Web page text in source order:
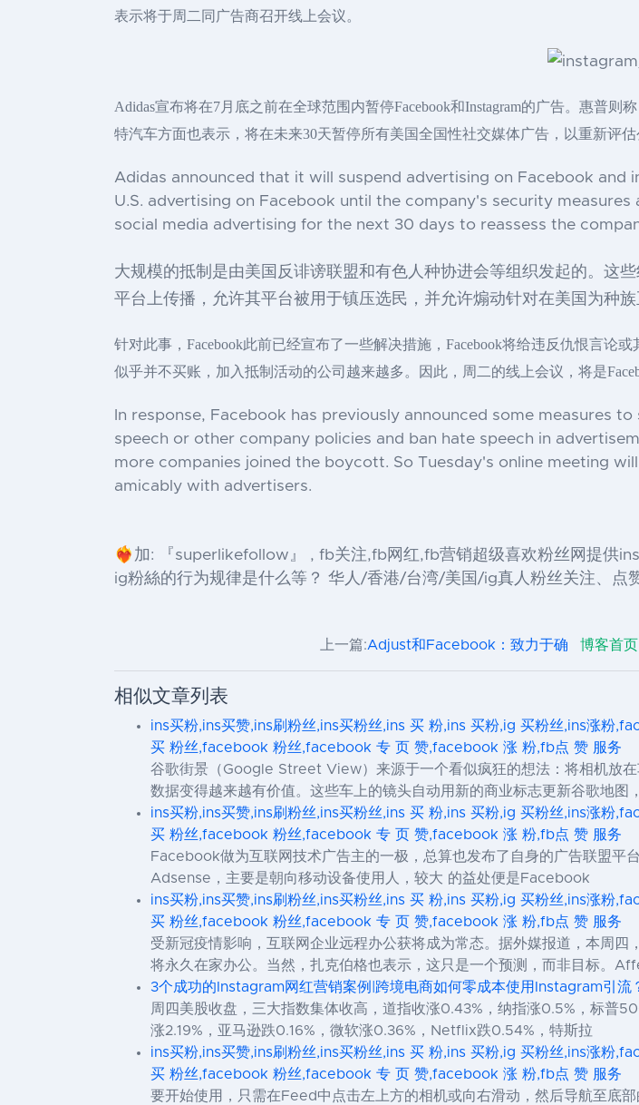
表示将于周二同广告商召开线上会议。
Adidas宣布将在7月底之前在全球范围内暂停Facebook和Instagram的广告。惠普
特汽车方面也表示，将在未来30天暂停所有美国全国性社交媒体广告，以重新评估
Adidas announced that it will suspend advertising on Facebook
U.S. advertising on Facebook until the company's security
social media advertising for the next 30 days to reassess the
大规模的抵制是由美国反诽谤联盟和有色人种协进会等组织发起的。这
平台上传播，允许其平台被用于镇压选民，并允许煽动针对在美国为种族
针对此事，Facebook此前已经宣布了一些解决措施，Facebook将给违反仇恨言论
似乎并不买账，加入抵制活动的公司越来越多。因此，周二的线上会议，将是
In response, Facebook has previously announced some measures
speech or other company policies and ban hate speech in
more companies joined the boycott. So Tuesday's online meeting
amicably with advertisers.
❤️‍🔥加: 『superlikefollow』 , fb关注,fb网红,fb营销超级喜欢粉丝网提供
ig粉絲的行为规律是什么等？ 华人/香港/台湾/美国/ig真人粉丝关注、点
上一篇:Adjust和Facebook：致力于确 博客首页
相似文章列表
ins买粉,ins买赞,ins刷粉丝,ins买粉丝,ins 买 粉,ins 买粉,ig 买粉丝,ins涨
买 粉丝,facebook 粉丝,facebook 专 页 赞,facebook 涨 粉,fb点 赞 服务
谷歌街景（Google Street View）来源于一个看似疯狂的想法：将相机放
数据变得越来越有价值。这些车上的镜头自动用新的商业标志更新谷歌地图
ins买粉,ins买赞,ins刷粉丝,ins买粉丝,ins 买 粉,ins 买粉,ig 买粉丝,ins涨
买 粉丝,facebook 粉丝,facebook 专 页 赞,facebook 涨 粉,fb点 赞 服务
Facebook做为互联网技术广告主的一极，总算也发布了自身的广告联盟
Adsense，主要是朝向移动设备使用人，较大 的益处便是Facebook
ins买粉,ins买赞,ins刷粉丝,ins买粉丝,ins 买 粉,ins 买粉,ig 买粉丝,ins涨
买 粉丝,facebook 粉丝,facebook 专 页 赞,facebook 涨 粉,fb点 赞 服务
受新冠疫情影响，互联网企业远程办公获将成为常态。据外媒报道，本周
将永久在家办公。当然，扎克伯格也表示，这只是一个预测，而非目标。
3个成功的Instagram网红营销案例|跨境电商如何零成本使用Instagram引
周四美股收盘，三大指数集体收高，道指收涨0.43%，纳指涨0.5%，标普
涨2.19%，亚马逊跌0.16%，微软涨0.36%，Netflix跌0.54%，特斯拉
ins买粉,ins买赞,ins刷粉丝,ins买粉丝,ins 买 粉,ins 买粉,ig 买粉丝,ins涨
买 粉丝,facebook 粉丝,facebook 专 页 赞,facebook 涨 粉,fb点 赞 服务
要开始使用，只需在Feed中点击左上方的相机或向右滑动，然后导航至底